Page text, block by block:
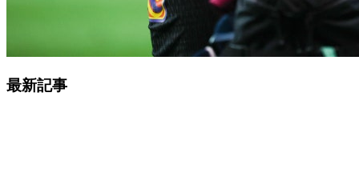
最新記事